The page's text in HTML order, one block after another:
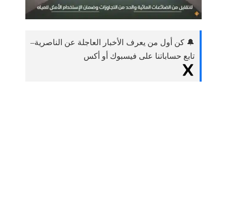
🔔 كن أول من يعرف الأخبار العاجلة عن الناصرية–
تابع حساباتنا على فيسبوك أو أكس